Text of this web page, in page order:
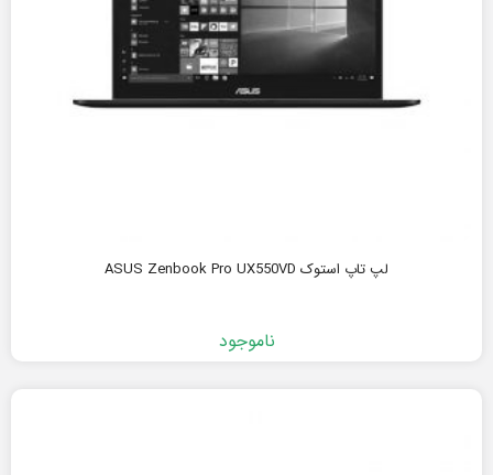
لپ تاپ استوک ASUS Zenbook Pro UX550VD
ناموجود